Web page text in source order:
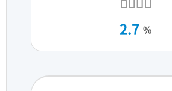
2.7 %